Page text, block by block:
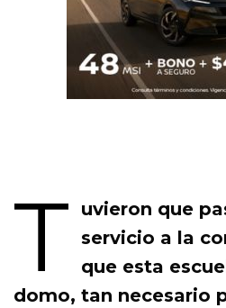
T
uvieron que
servicio a la
que esta
domo, tan necesario